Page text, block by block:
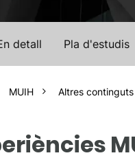
detall Pla d'estudis
MUIH Altres continguts